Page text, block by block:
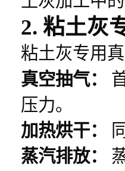
2. 粘土灰
粘土灰专用
真空抽气：
压力。
加热烘干：
蒸汽排放：